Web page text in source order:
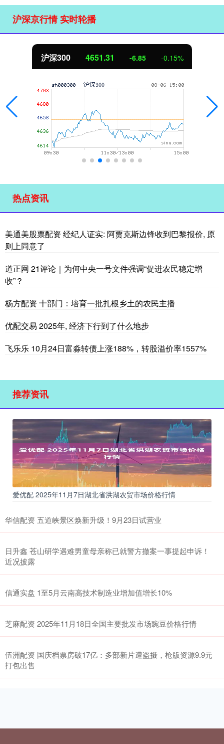
沪深京行情 实时轮播
沪深300 4651.31 -6.85 -0.15%
热点资讯
美通美股票配资 经纪人证实: 阿贾克斯边锋收到巴黎报价, 原
则上同意了
道正网 21评论｜为何中央一号文件强调“促进农民稳定增
收”？
杨方配资 十部门：培育一批扎根乡土的农民主播
优配交易 2025年, 经济下行到了什么地步
飞乐乐 10月24日富淼转债上涨188%，转股溢价率1557%
推荐资讯
爱优配 2025年11月7日湖北省洪湖农贸市场价格行情
华信配资 五道峡景区焕新升级！9月23日试营业
日升鑫 苍山研学遇难男童母亲称已就警方撤案一事提起申诉！
近况披露
信通实盘 1至5月云南高技术制造业增加值增长10%
芝麻配资 2025年11月18日全国主要批发市场豌豆价格行情
伍洲配资 国庆档票房破17亿：多部新片遭盗摄，枪版资源9.9元
打包出售